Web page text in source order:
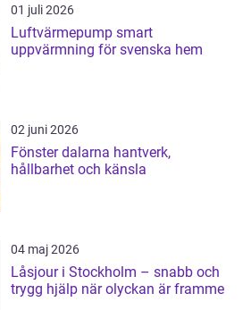
01 juli 2026
Luftvärmepump smart
uppvärmning för svenska hem
02 juni 2026
Fönster dalarna hantverk,
hållbarhet och känsla
04 maj 2026
Låsjour i Stockholm – snabb och
trygg hjälp när olyckan är framme